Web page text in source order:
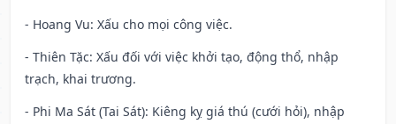
- Hoang Vu: Xấu cho mọi công việc.
- Thiên Tặc: Xấu đối với việc khởi tạo, động thổ, nhập
trạch, khai trương.
- Phi Ma Sát (Tai Sát): Kiêng kỵ giá thú (cưới hỏi), nhập